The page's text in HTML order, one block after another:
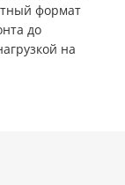
формат
до
на